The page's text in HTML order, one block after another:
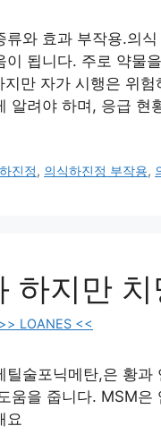
류와 효과 부작용.의
이 됩니다. 주로 약물
지만 자가 시행은 위
알려야 하며, 응급 현
진정, 의식하진정 부작용,
하지만
>> LOANES <<
틸술포닉메탄,은 황
움을 줍니다. MSM
요